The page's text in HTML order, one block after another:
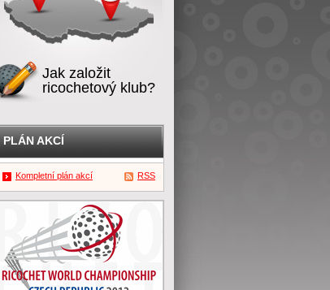
Jak založit
ricochetový klub?
PLÁN AKCÍ
Kompletní plán akcí RSS